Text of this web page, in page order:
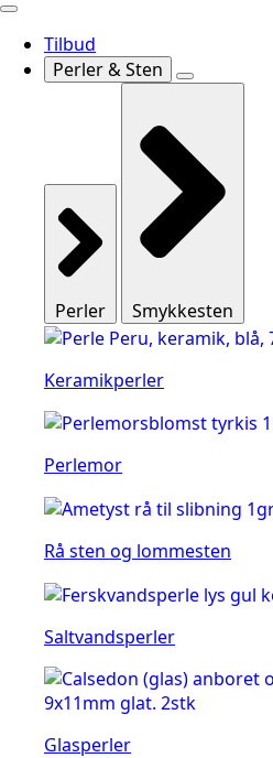
Tilbud
Perler & Sten
Perler Smykkesten
Keramikperler
Perlemor
Rå sten og lommesten
Saltvandsperler
Glasperler